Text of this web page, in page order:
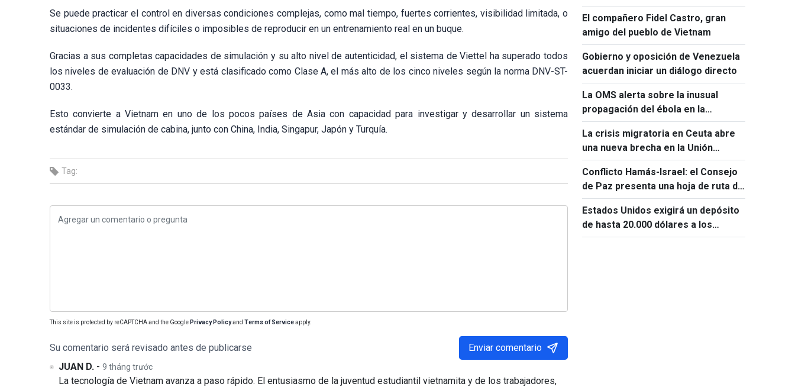
Se puede practicar el control en diversas condiciones complejas, como mal tiempo, fuertes corrientes, visibilidad limitada, o
situaciones de incidentes difíciles o imposibles de reproducir en un entrenamiento real en un buque.
Gracias a sus completas capacidades de simulación y su alto nivel de autenticidad, el sistema de Viettel ha superado todos
los niveles de evaluación de DNV y está clasificado como Clase A, el más alto de los cinco niveles según la norma DNV-ST-
0033.
Esto convierte a Vietnam en uno de los pocos países de Asia con capacidad para investigar y desarrollar un sistema
estándar de simulación de cabina, junto con China, India, Singapur, Japón y Turquía.
Tag:
This site is protected by reCAPTCHA and the Google Privacy Policyand Terms of Serviceapply.
Su comentario será revisado antes de publicarse
Enviar comentario
JUAN D. -9 tháng trước
La tecnología de Vietnam avanza a paso rápido. El entusiasmo de la juventud estudiantil vietnamita y de los trabajadores,
El compañero Fidel Castro, gran
amigo del pueblo de Vietnam
Gobierno y oposición de Venezuela
acuerdan iniciar un diálogo directo
La OMS alerta sobre la inusual
propagación del ébola en la
República Democrática del Congo
La crisis migratoria en Ceuta abre
una nueva brecha en la Unión
Europea
Conflicto Hamás-Israel: el Consejo
de Paz presenta una hoja de ruta de
15 puntos
Estados Unidos exigirá un depósito
de hasta 20.000 dólares a los
solicitantes de visado de 50 países